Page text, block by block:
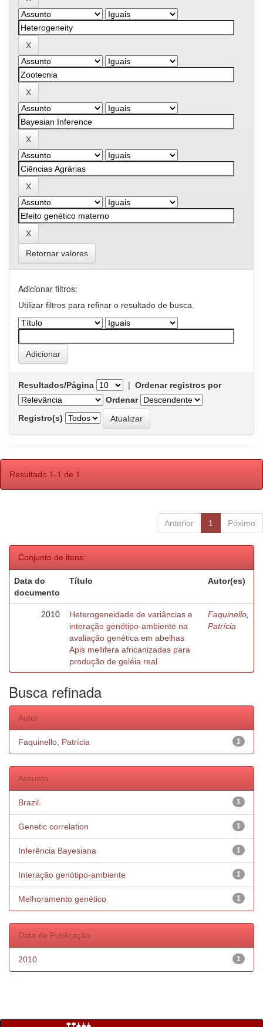
Retornar valores
Adicionar filtros:
Utilizar filtros para refinar o resultado de busca.
Resultados/Página | Ordenar registros por
Ordenar
Registro(s)
Resultado 1-1 de 1.
Anterior 1 Póximo
Conjunto de itens:
Data do
documento
Título Autor(es)
2010
Heterogeneidade de variâncias e
interação genótipo-ambiente na
avaliação genética em abelhas
Apis mellifera africanizadas para
produção de geléia real
Faquinello,
Patrícia
Busca refinada
Autor
1
Faquinello, Patrícia
Assunto
1
Brazil.
1
Genetic correlation
1
Inferência Bayesiana
1
Interação genótipo-ambiente
1
Melhoramento genético
Data de Publicação
1
2010